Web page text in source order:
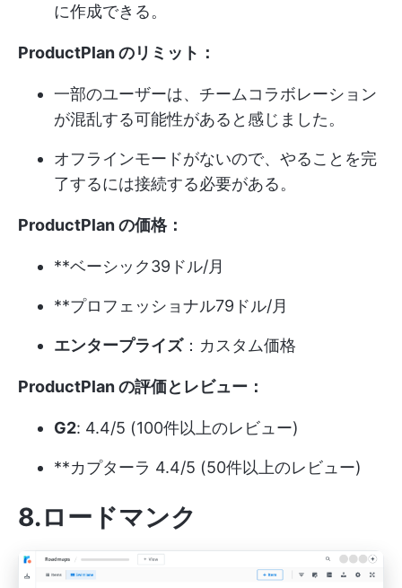
に作成できる。
ProductPlan のリミット：
一部のユーザーは、チームコラボレーション
が混乱する可能性があると感じました。
オフラインモードがないので、やることを完
了するには接続する必要がある。
ProductPlan の価格：
**ベーシック39ドル/月
**プロフェッショナル79ドル/月
エンタープライズ：カスタム価格
ProductPlan の評価とレビュー：
G2: 4.4/5 (100件以上のレビュー)
**カプターラ 4.4/5 (50件以上のレビュー)
8.ロードマンク